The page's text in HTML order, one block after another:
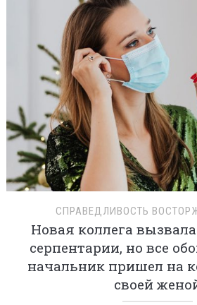
СПРАВЕДЛИВОСТЬ
Новая коллега
серпентарии, но все
начальник пришел на
своей